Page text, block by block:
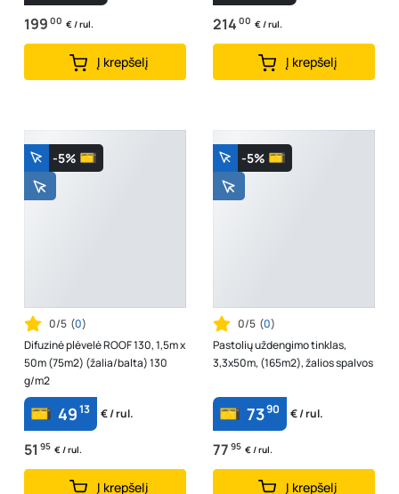
199 00 € / rul.
Į krepšelį
214 00 € / rul.
Į krepšelį
-5%
0/5 (0)
Difuzinė plėvelė ROOF 130, 1,5m x
50m (75m2) (žalia/balta) 130
g/m2
4913 € / rul.
51 95 € / rul.
Į krepšelį
-5%
0/5 (0)
Pastolių uždengimo tinklas,
3,3x50m, (165m2), žalios spalvos
7390 € / rul.
77 95 € / rul.
Į krepšelį